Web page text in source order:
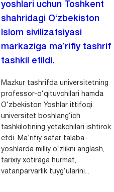
yoshlari uchun Toshkent
shahridagi O‘zbekiston
Islom sivilizatsiyasi
markaziga ma’rifiy tashrif
tashkil etildi.
Mazkur tashrifda universitetning
professor-o‘qituvchilari hamda
O‘zbekiston Yoshlar ittifoqi
universitet boshlang‘ich
tashkilotining yetakchilari ishtirok
etdi. Ma’rifiy safar talaba-
yoshlarda milliy o‘zlikni anglash,
tarixiy xotiraga hurmat,
vatanparvarlik tuyg‘ularini...